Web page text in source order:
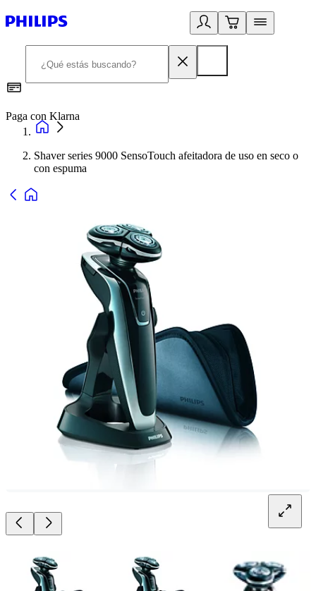
Paga con Klarna
Shaver series 9000 SensoTouch afeitadora de uso en seco o
con espuma